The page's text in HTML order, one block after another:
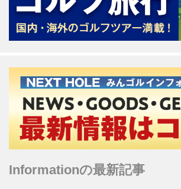
Informationの最新記事